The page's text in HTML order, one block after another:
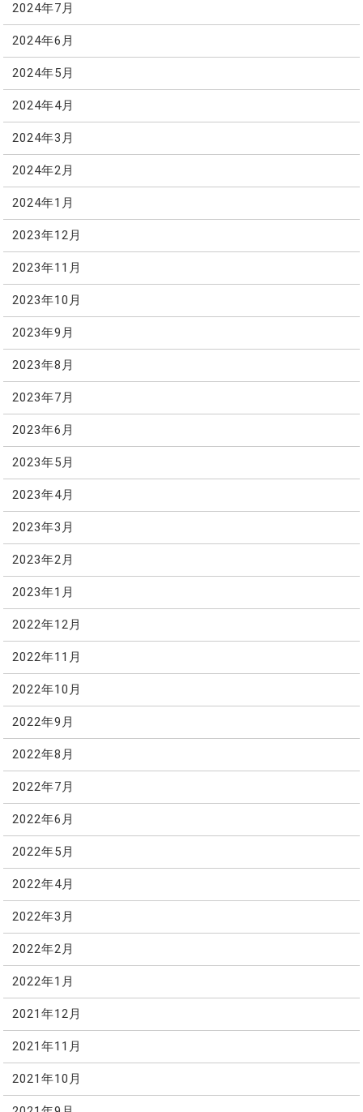
2024年7月
2024年6月
2024年5月
2024年4月
2024年3月
2024年2月
2024年1月
2023年12月
2023年11月
2023年10月
2023年9月
2023年8月
2023年7月
2023年6月
2023年5月
2023年4月
2023年3月
2023年2月
2023年1月
2022年12月
2022年11月
2022年10月
2022年9月
2022年8月
2022年7月
2022年6月
2022年5月
2022年4月
2022年3月
2022年2月
2022年1月
2021年12月
2021年11月
2021年10月